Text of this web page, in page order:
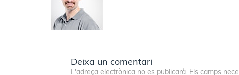
Deixa un comentari
L'adreça electrònica no es publicarà. Els camps